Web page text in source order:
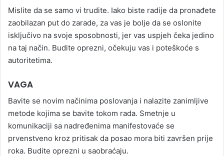
Mislite da se samo vi trudite. Iako biste radije da pronađete
zaobilazan put do zarade, za vas je bolje da se oslonite
isključivo na svoje sposobnosti, jer vas uspjeh čeka jedino
na taj način. Budite oprezni, očekuju vas i poteškoće s
autoritetima.
VAGA
Bavite se novim načinima poslovanja i nalazite zanimljive
metode kojima se bavite tokom rada. Smetnje u
komunikaciji sa nadređenima manifestovaće se
prvenstveno kroz pritisak da posao mora biti završen prije
roka. Budite oprezni u saobraćaju.